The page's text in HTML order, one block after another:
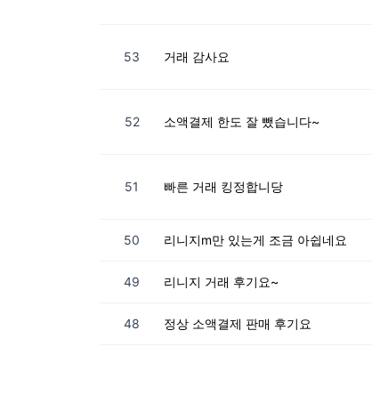
53 거래 감사요
52 소액결제 한도 잘 뺐습니다~
51 빠른 거래 킹정합니당
50 리니지m만 있는게 조금 아쉽네요
49 리니지 거래 후기요~
48 정상 소액결제 판매 후기요